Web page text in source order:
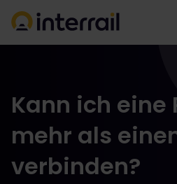
Kann ich eine
mehr als
verbinden?